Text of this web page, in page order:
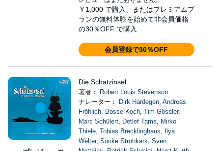
￥1,000 で購入、またはプレミアムプ
ランの無料体験を始めて非会員価格
の30％OFF で購入
会員登録で30％OFF
Die Schatzinsel
著者：
Robert Louis Stevenson
ナレーター：
Dirk Hardegen, Andreas
Fröhlich, Bosse Koch, Tim Gössler,
Marc Schülert, Detlef Tams, Mirko
Thiele, Tobias Brecklinghaus,
Ilya
Welter, Sönke Strohkark, Sven